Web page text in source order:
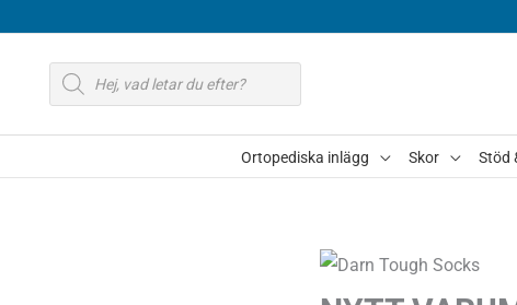
Produktsökning
Ortopediska inlägg Skor Stöd